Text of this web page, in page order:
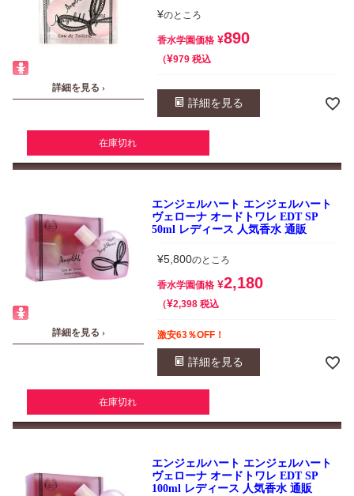
詳細を見る ›
¥のところ
香水学園価格 ¥890
¥979 税込
詳細を見る
在庫切れ
詳細を見る ›
エンジェルハート エンジェルハート
ヴェローナ オードトワレ EDT SP
50ml レディース 人気香水 通販
¥5,800のところ
香水学園価格 ¥2,180
¥2,398 税込
激安63％OFF！
詳細を見る
在庫切れ
エンジェルハート エンジェルハート
ヴェローナ オードトワレ EDT SP
100ml レディース 人気香水 通販